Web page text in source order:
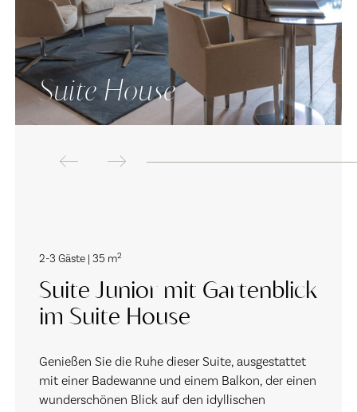
Suite House
2-3 Gäste | 35 m2
Suite Junior mit Gartenblick
im Suite House
Genießen Sie die Ruhe dieser Suite, ausgestattet
mit einer Badewanne und einem Balkon, der einen
wunderschönen Blick auf den idyllischen